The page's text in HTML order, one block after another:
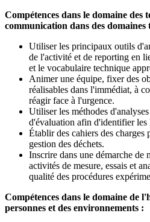
Compétences dans le domaine des
communication dans des domaines
Utiliser les principaux outils
de l'activité et de reporting en
et le vocabulaire technique
Animer une équipe, fixer des
réalisables dans l'immédiat, à
réagir face à l'urgence.
Utiliser les méthodes
d'évaluation afin d'identifier les
Établir des cahiers des
gestion des déchets.
Inscrire dans une démarche de
activités de mesure, essais et
qualité des procédures
Compétences dans le domaine de
personnes et des environnements :